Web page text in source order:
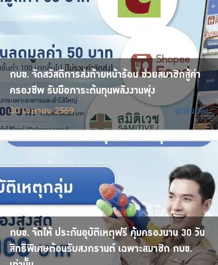
กบข. จัดสวัสดิการส่งท้ายหน้าร้อน ช่วยสมาชิกสู้ค่า
ครองชีพ รับมือภาระต้นทุนพลังงานพุ่ง
30 เมษายน 2569 ดูเพิ่มเติม
กบข. จัดให้ ประกันอุบัติเหตุฟรี คุ้มครองนาน 30 วัน
สิทธิพิเศษต้อนรับสงกรานต์ เฉพาะสมาชิก กบข.